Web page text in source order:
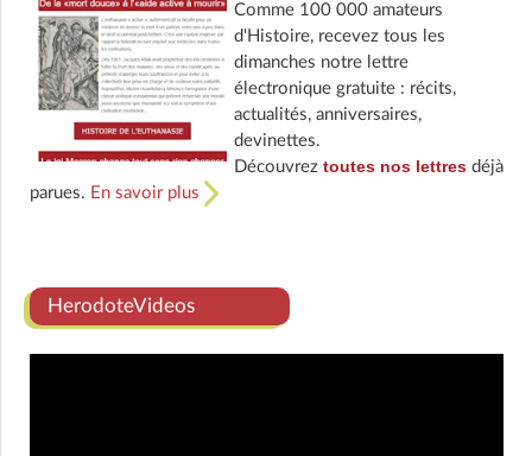
Comme 100 000 amateurs
d'Histoire, recevez tous les
dimanches notre lettre
électronique gratuite : récits,
actualités, anniversaires,
devinettes.
Découvrez toutes nos lettresdéjà
parues. En savoir plus
HerodoteVideos